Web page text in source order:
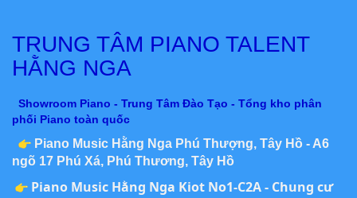
TRUNG TÂM PIANO TALENT
HẰNG NGA
Showroom Piano - Trung Tâm Đào Tạo - Tổng kho phân
phối Piano toàn quốc
Piano Music Hằng Nga Phú Thượng, Tây Hồ - A6
ngõ 17 Phú Xá, Phú Thương, Tây Hồ
Piano Music Hằng Nga Kiot No1-C2A - Chung cư